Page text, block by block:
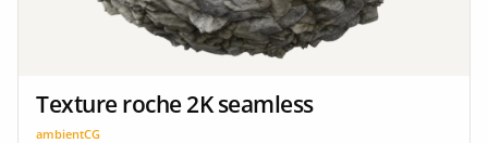
Texture roche 2K seamless
ambientCG